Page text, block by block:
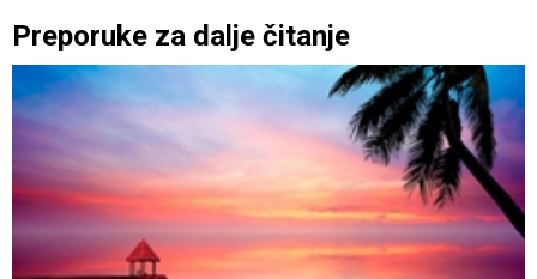
Preporuke za dalje čitanje